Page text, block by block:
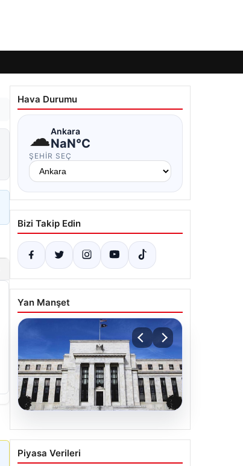
Hava Durumu
☁Ankara
NaN°C
ŞEHIR SEÇ
Bizi Takip Edin
Yan Manşet
Fed faizi sabit tuttu
{ "title": "ABD Merkez Bankası Faiz
Piyasa Verileri